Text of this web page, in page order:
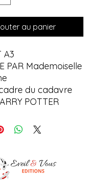
au panier
A3
PAR Mademoiselle
du cadavre
POTTER